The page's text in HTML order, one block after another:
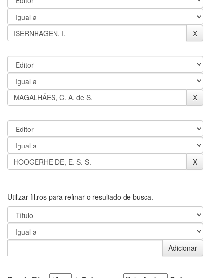
Utilizar filtros para refinar o resultado de busca.